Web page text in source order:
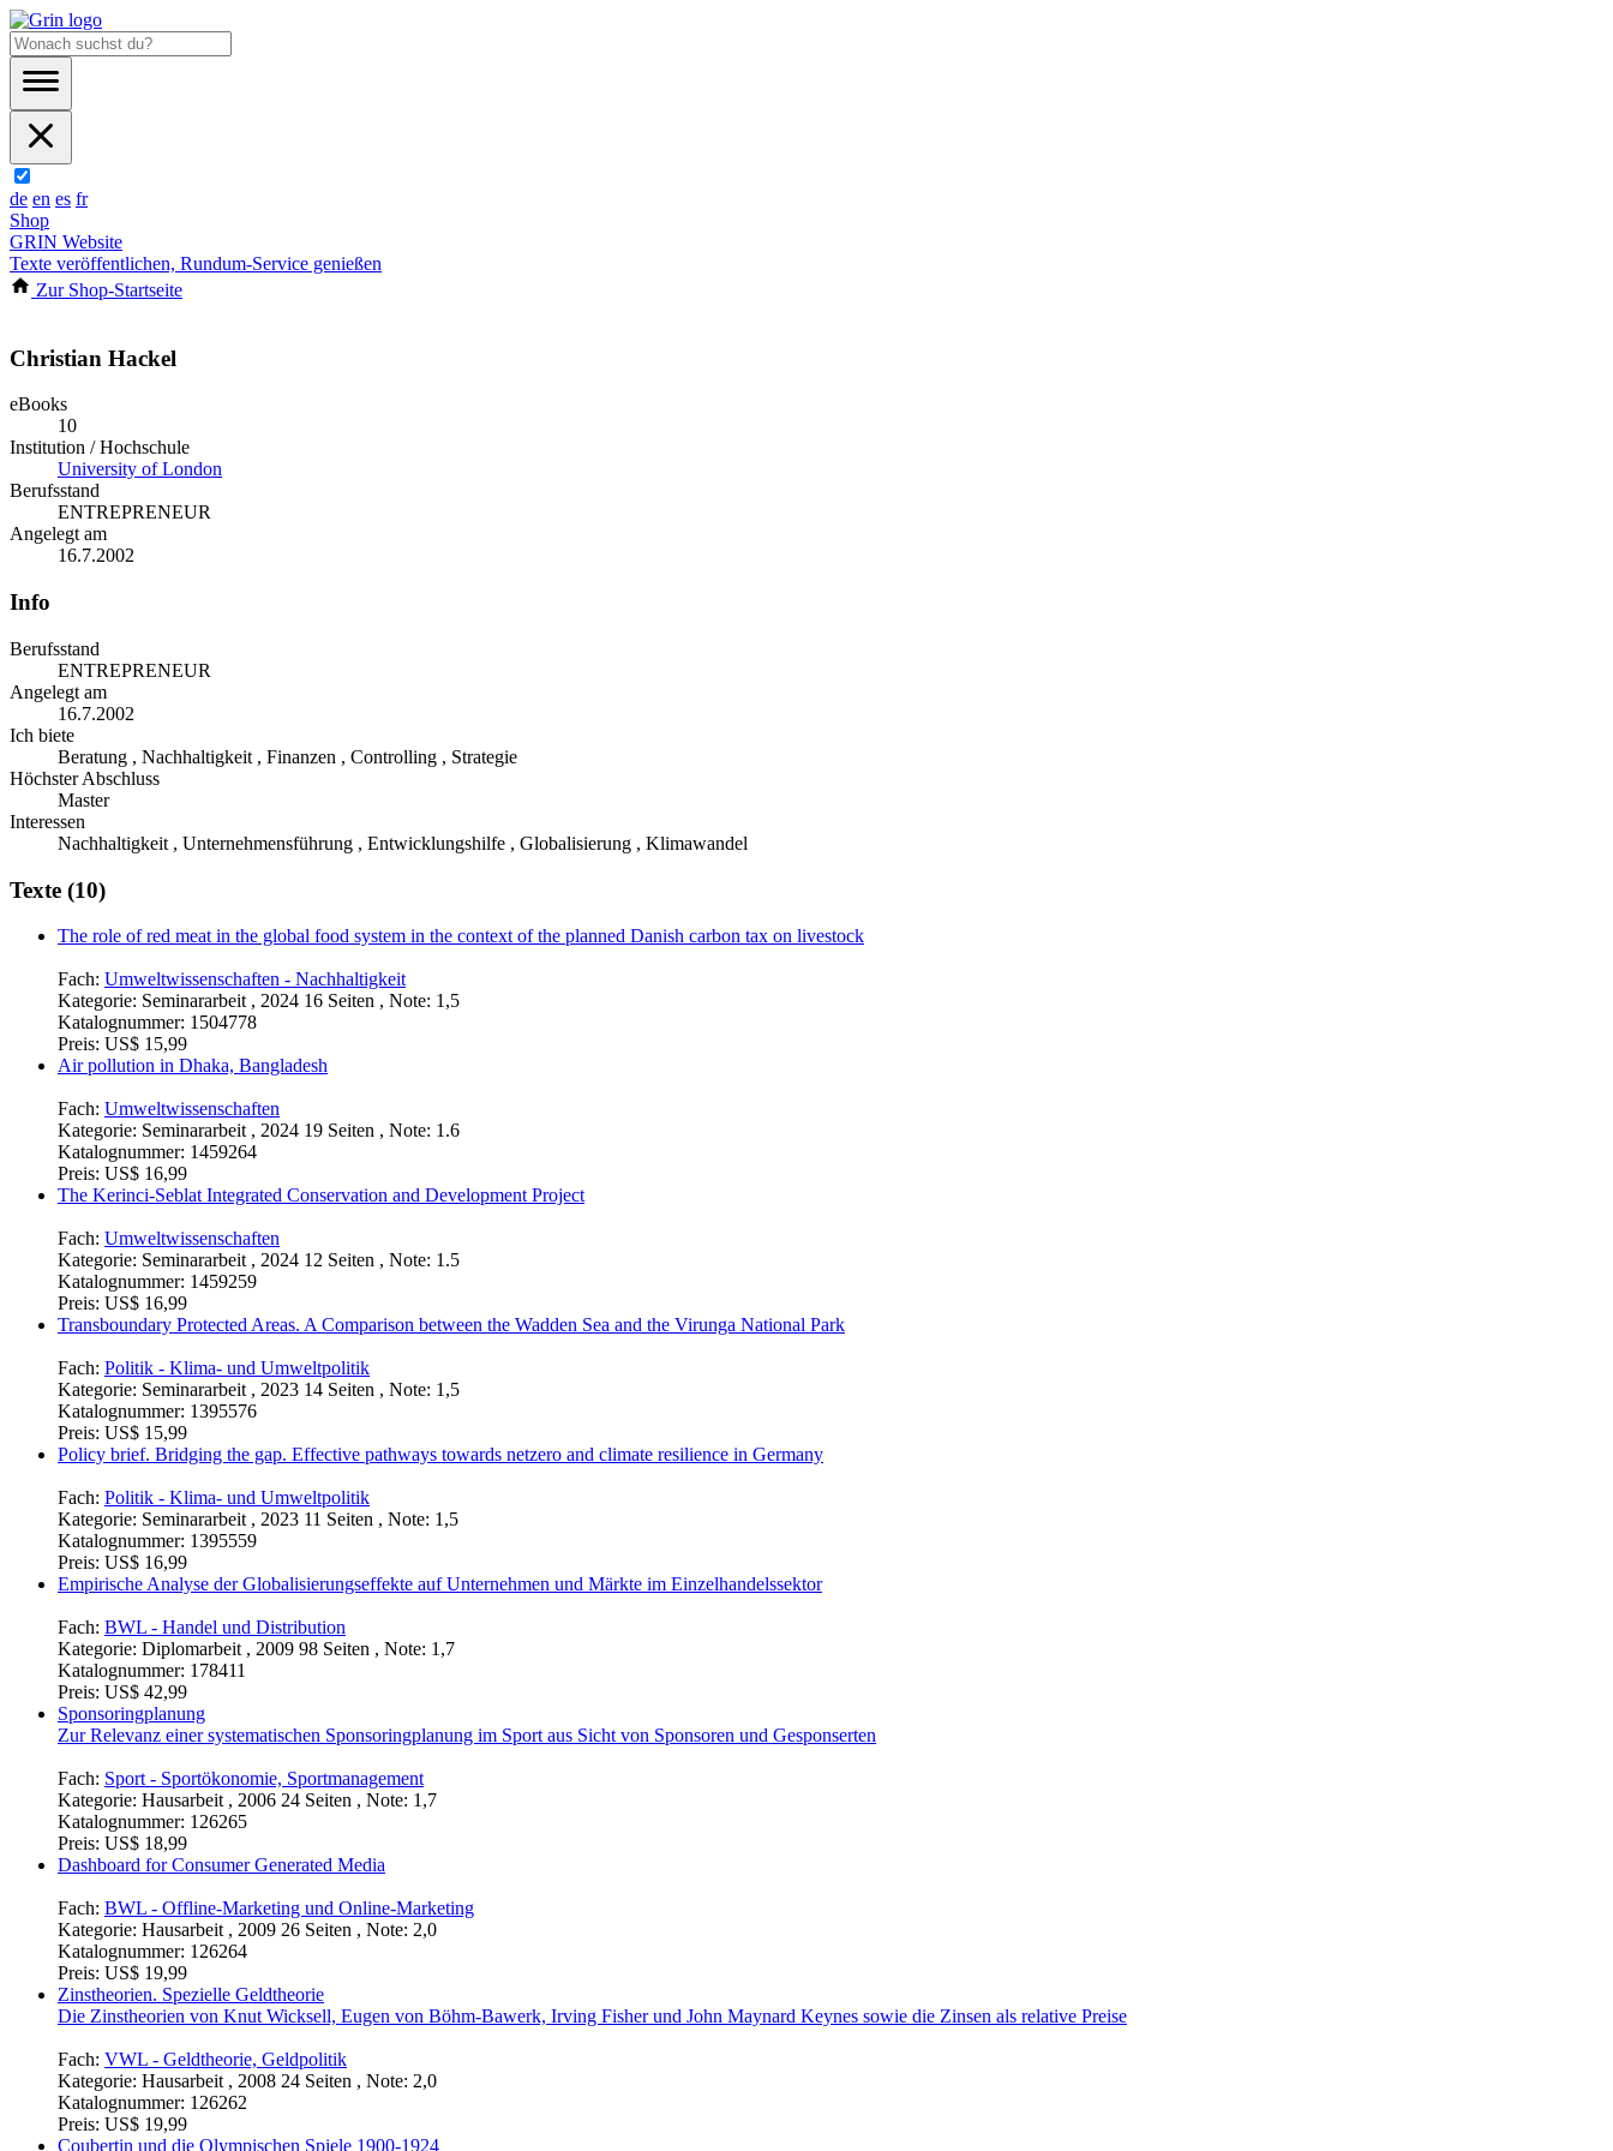
de en es fr
Shop
GRIN Website
Texte veröffentlichen, Rundum-Service genießen
Zur Shop-Startseite
Christian Hackel
eBooks
10
Institution / Hochschule
University of London
Berufsstand
ENTREPRENEUR
Angelegt am
16.7.2002
Info
Berufsstand
ENTREPRENEUR
Angelegt am
16.7.2002
Ich biete
Beratung , Nachhaltigkeit , Finanzen , Controlling , Strategie
Höchster Abschluss
Master
Interessen
Nachhaltigkeit , Unternehmensführung , Entwicklungshilfe , Globalisierung , Klimawandel
Texte (10)
The role of red meat in the global food system in the context of the planned Danish carbon tax on livestock
Fach: Umweltwissenschaften - Nachhaltigkeit
Kategorie: Seminararbeit , 2024 16 Seiten , Note: 1,5
Katalognummer: 1504778
Preis: US$ 15,99
Air pollution in Dhaka, Bangladesh
Fach: Umweltwissenschaften
Kategorie: Seminararbeit , 2024 19 Seiten , Note: 1.6
Katalognummer: 1459264
Preis: US$ 16,99
The Kerinci-Seblat Integrated Conservation and Development Project
Fach: Umweltwissenschaften
Kategorie: Seminararbeit , 2024 12 Seiten , Note: 1.5
Katalognummer: 1459259
Preis: US$ 16,99
Transboundary Protected Areas. A Comparison between the Wadden Sea and the Virunga National Park
Fach: Politik - Klima- und Umweltpolitik
Kategorie: Seminararbeit , 2023 14 Seiten , Note: 1,5
Katalognummer: 1395576
Preis: US$ 15,99
Policy brief. Bridging the gap. Effective pathways towards netzero and climate resilience in Germany
Fach: Politik - Klima- und Umweltpolitik
Kategorie: Seminararbeit , 2023 11 Seiten , Note: 1,5
Katalognummer: 1395559
Preis: US$ 16,99
Empirische Analyse der Globalisierungseffekte auf Unternehmen und Märkte im Einzelhandelssektor
Fach: BWL - Handel und Distribution
Kategorie: Diplomarbeit , 2009 98 Seiten , Note: 1,7
Katalognummer: 178411
Preis: US$ 42,99
Sponsoringplanung
Zur Relevanz einer systematischen Sponsoringplanung im Sport aus Sicht von Sponsoren und Gesponserten
Fach: Sport - Sportökonomie, Sportmanagement
Kategorie: Hausarbeit , 2006 24 Seiten , Note: 1,7
Katalognummer: 126265
Preis: US$ 18,99
Dashboard for Consumer Generated Media
Fach: BWL - Offline-Marketing und Online-Marketing
Kategorie: Hausarbeit , 2009 26 Seiten , Note: 2,0
Katalognummer: 126264
Preis: US$ 19,99
Zinstheorien. Spezielle Geldtheorie
Die Zinstheorien von Knut Wicksell, Eugen von Böhm-Bawerk, Irving Fisher und John Maynard Keynes sowie die Zinsen als relative Preise
Fach: VWL - Geldtheorie, Geldpolitik
Kategorie: Hausarbeit , 2008 24 Seiten , Note: 2,0
Katalognummer: 126262
Preis: US$ 19,99
Coubertin und die Olympischen Spiele 1900-1924